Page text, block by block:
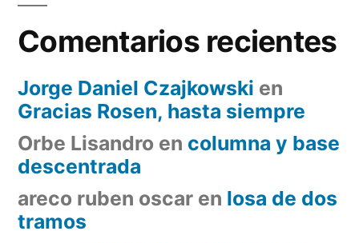
Comentarios recientes
Jorge Daniel Czajkowski en
Gracias Rosen, hasta siempre
Orbe Lisandro en columna y base
descentrada
areco ruben oscar en losa de dos
tramos